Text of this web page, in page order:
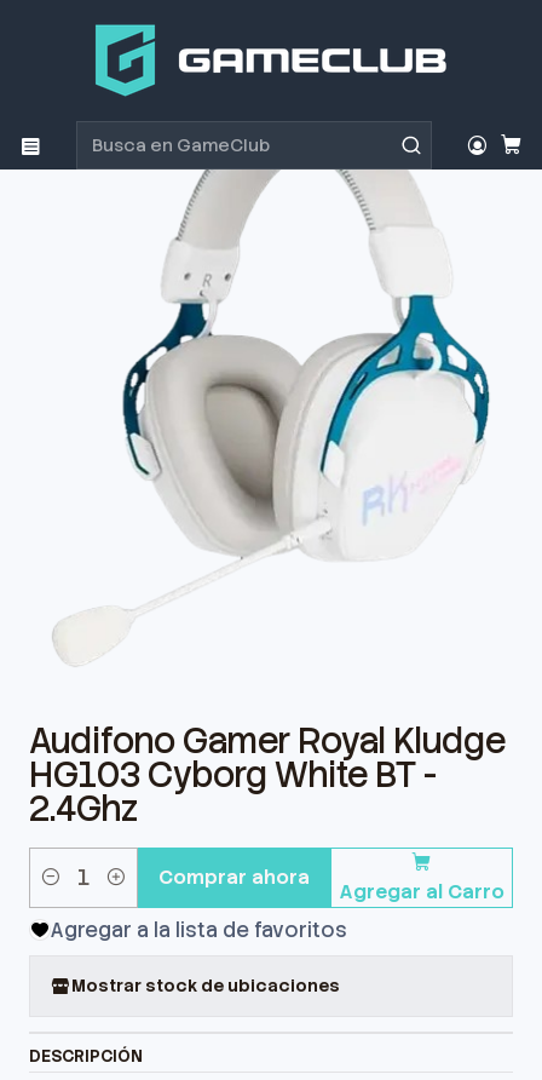
Productos
Audifono Gamer Royal Kludge HG103 Cyborg White BT -
Audifono Gamer Royal Kludge
HG103 Cyborg White BT -
2.4Ghz
Cantidad Agregar al Carro
Comprar ahora
Agregar a la lista de favoritos
Mostrar stock de ubicaciones
DESCRIPCIÓN